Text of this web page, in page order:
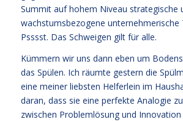
Summit auf hohem Niveau strategische
wachstumsbezogene unternehmerische
Psssst. Das Schweigen gilt für alle.
Kümmern wir uns dann eben um
das Spülen. Ich räumte gestern die
eine meiner liebsten Helferlein im
daran, dass sie eine perfekte Analogie
zwischen Problemlösung und Innovation